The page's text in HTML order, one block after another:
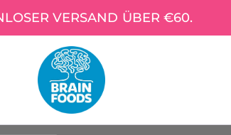
VERSAND ÜBER €60.